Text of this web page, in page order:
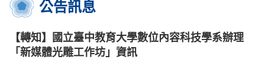
公告訊息
【轉知】國立臺中教育大學數位內容科技學系辦理
「新媒體光雕工作坊」資訊